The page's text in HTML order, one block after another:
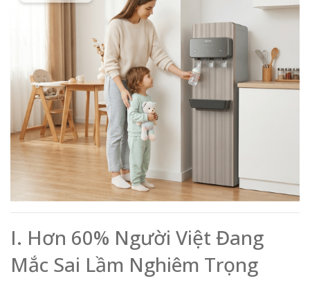
I. Hơn 60% Người Việt Đang
Mắc Sai Lầm Nghiêm Trọng